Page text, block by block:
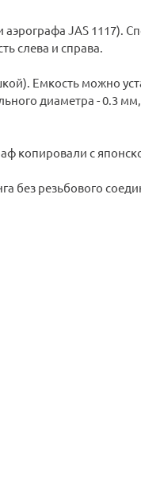
JAS 1117).
слева и справа.
Емкость можно
диаметра - 0.3
копировали с
без резьбового